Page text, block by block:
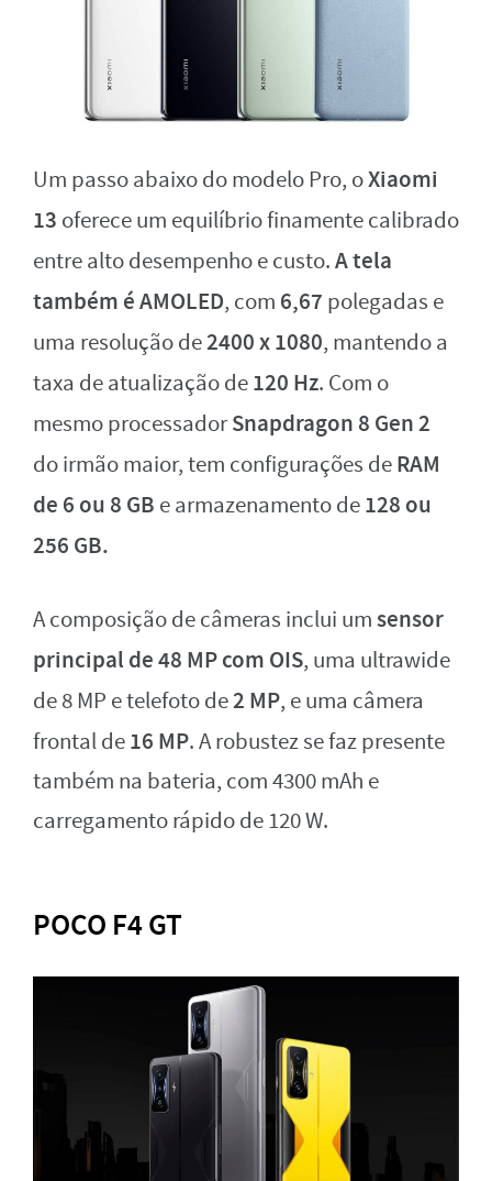
Um passo abaixo do modelo Pro, oXiaomi
13 oferece um equilíbrio finamente calibrado
entre alto desempenho e custo.A tela
também é AMOLED, com 6,67 polegadas e
uma resolução de2400 x 1080, mantendo a
taxa de atualização de120 Hz. Com o
mesmo processadorSnapdragon 8 Gen 2
do irmão maior, tem configurações deRAM
de 6 ou 8 GB e armazenamento de128 ou
256 GB.
A composição de câmeras inclui umsensor
principal de 48 MP com OIS, uma ultrawide
de 8 MP e telefoto de2 MP, e uma câmera
frontal de16 MP. A robustez se faz presente
também na bateria, com 4300 mAh e
carregamento rápido de 120 W.
POCO F4 GT